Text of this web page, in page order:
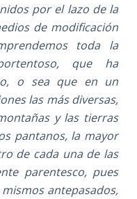
por el lazo de la
de modificación
toda la
que ha
o sea que en un
las más diversas,
y las tierras
pantanos, la mayor
de cada una de las
parentesco, pues
antepasados,